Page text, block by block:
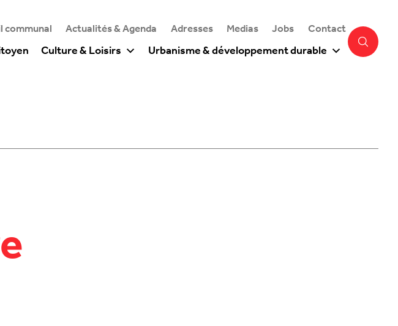
communal Actualités & Agenda Adresses Medias Jobs Contact
Culture & Loisirs Urbanisme & développement durable